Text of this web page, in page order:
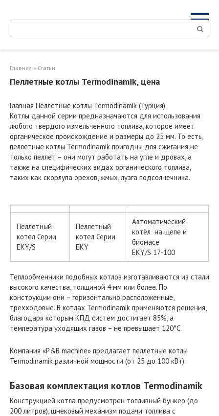
Поиск:
Главная » Статьи
Пеллетные котлы Termodinamik, цена
Главная Пеллетные котлы Termodinamik (Турция)
Котлы данной серии предназначаются для использования
любого твердого измельченного топлива, которое имеет
органическое происхождение и размеры до 25 мм. То есть,
пеллетные котлы Termodinamik пригодны для сжигания не
только пеллет – они могут работать на угле и дровах, а
также на специфических видах органического топлива,
таких как скорлупа орехов, жмых, лузга подсолнечника.
Пеллетный
котел Серии
EKY/S
Пеллетный
котел Серии
EKY
Автоматический
котёл на щепе и
биомасе
EKY/S 17-100
Теплообменники подобных котлов изготавливаются из стали
высокого качества, толщиной 4 мм или более. По
конструкции они – горизонтально расположенные,
трехходовые. В котлах Termodinamik применяются решения,
благодаря которым КПД систем достигает 85%, а
температура уходящих газов – не превышает 120°C.
Компания «P&B machine» предлагает пеллетные котлы
Termodinamik различной мощности (от 25 до 100 кВт).
Базовая комплектация котлов Termodinamik
Конструкцией котла предусмотрен топливный бункер (до
200 литров), шнековый механизм подачи топлива с